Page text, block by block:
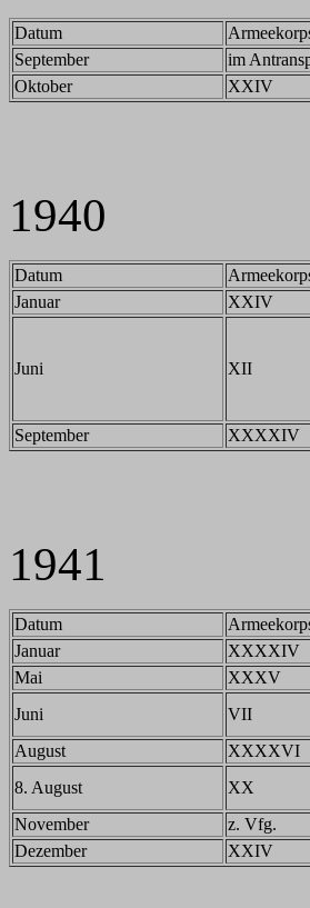
Datum
September
im
Oktober
XXIV
1940
Datum
Januar
XXIV
Juni XII
September XXXXIV
1941
Datum
Januar
XXXXIV
Mai
XXXV
Juni
VII
August
XXXXVI
8. August
XX
November
z. Vfg.
Dezember
XXIV